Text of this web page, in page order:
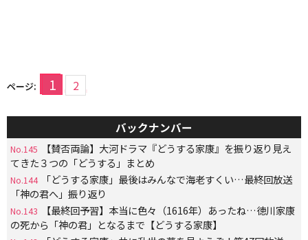
ページ: 1 2
バックナンバー
No.145
【賛否両論】大河ドラマ『どうする家康』を振り返り見え
てきた３つの「どうする」まとめ
No.144
「どうする家康」最後はみんなで海老すくい…最終回放送
「神の君へ」振り返り
No.143
【最終回予習】本当に色々（1616年）あったね…徳川家康
の死から「神の君」となるまで【どうする家康】